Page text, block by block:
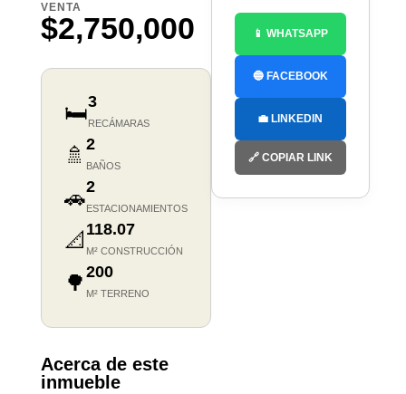
VENTA
$2,750,000
🛏️3
RECÁMARAS
🚿 2
BAÑOS
🚗2
ESTACIONAMIENTOS
📐 118.07
M² CONSTRUCCIÓN
🌳 200
M² TERRENO
Acerca de este
inmueble
📱 WHATSAPP
🔵 FACEBOOK
💼 LINKEDIN
🔗 COPIAR LINK